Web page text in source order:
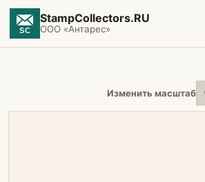
StampCollectors.RU
ООО «Антарес»
Изменить масштаб